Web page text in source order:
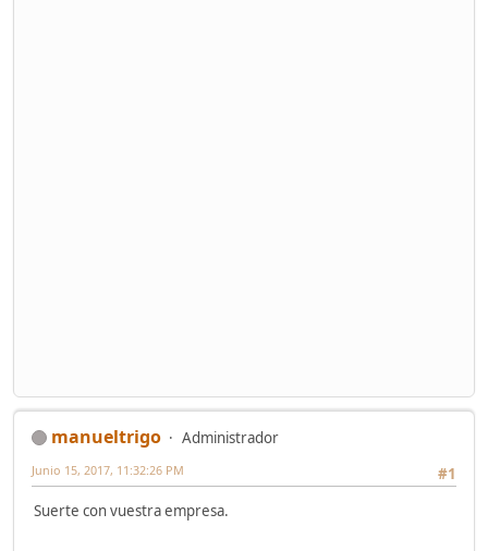
manueltrigo
Administrador
#1
Junio 15, 2017, 11:32:26 PM
Suerte con vuestra empresa.